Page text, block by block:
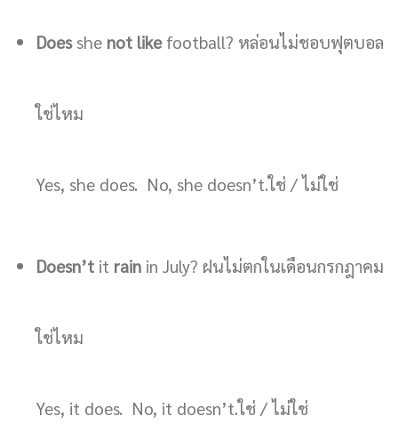
Doesshe not likefootball? หล่อนไม่ชอบฟุตบอล
ใช่ไหม
Yes, she does. No, she doesn’t.ใช่ / ไม่ใช่
Doesn’tit rainin July? ฝนไม่ตกในเดือนกรกฎาคม
ใช่ไหม
Yes, it does. No, it doesn’t.ใช่ / ไม่ใช่